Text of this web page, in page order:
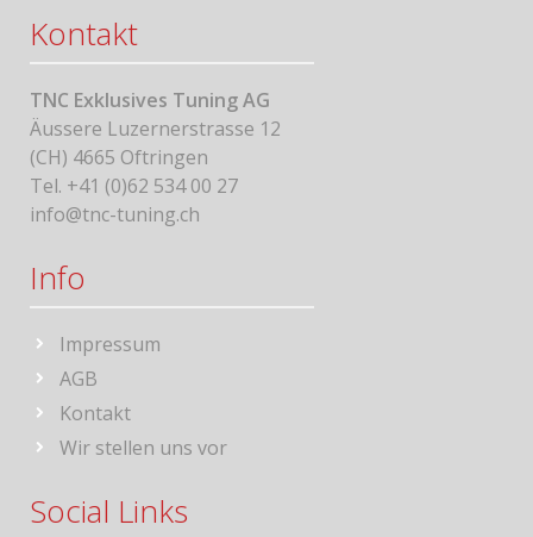
Kontakt
TNC Exklusives Tuning AG
Äussere Luzernerstrasse 12
(CH) 4665 Oftringen
Tel. +41 (0)62 534 00 27
info@tnc-tuning.ch
Info
Impressum
AGB
Kontakt
Wir stellen uns vor
Social Links